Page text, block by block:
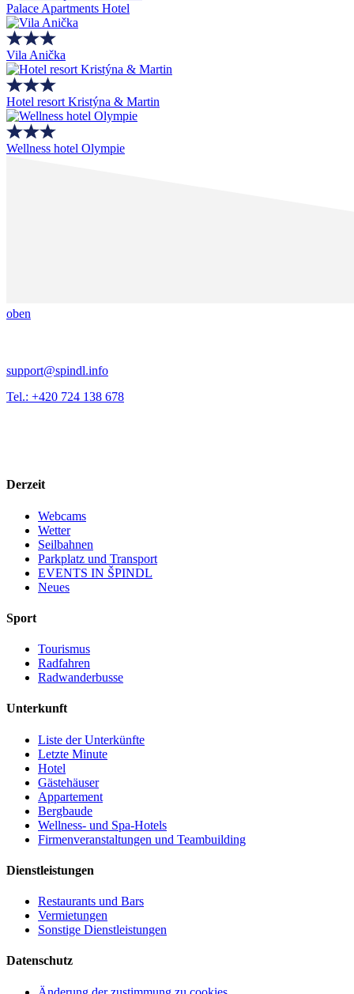
Palace Apartments Hotel
Vila Anička
Hotel resort Kristýna & Martin
Wellness hotel Olympie
oben
support@spindl.info
Tel.: +420 724 138 678
Derzeit
Webcams
Wetter
Seilbahnen
Parkplatz und Transport
EVENTS IN ŠPINDL
Neues
Sport
Tourismus
Radfahren
Radwanderbusse
Unterkunft
Liste der Unterkünfte
Letzte Minute
Hotel
Gästehäuser
Appartement
Bergbaude
Wellness- und Spa-Hotels
Firmenveranstaltungen und Teambuilding
Dienstleistungen
Restaurants und Bars
Vermietungen
Sonstige Dienstleistungen
Datenschutz